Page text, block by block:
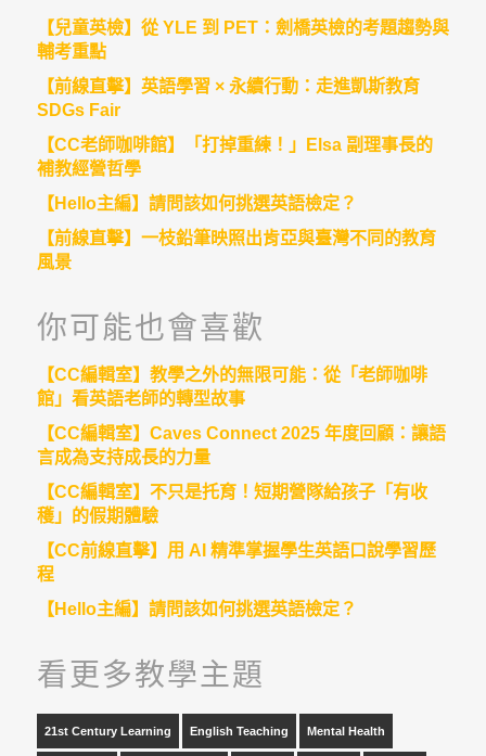
【兒童英檢】從 YLE 到 PET：劍橋英檢的考題趨勢與
輔考重點
【前線直擊】英語學習 × 永續行動：走進凱斯教育
SDGs Fair
【CC老師咖啡館】「打掉重練！」Elsa 副理事長的
補教經營哲學
【Hello主編】請問該如何挑選英語檢定？
【前線直擊】一枝鉛筆映照出肯亞與臺灣不同的教育
風景
你可能也會喜歡
【CC編輯室】教學之外的無限可能：從「老師咖啡
館」看英語老師的轉型故事
【CC編輯室】Caves Connect 2025 年度回顧：讓語
言成為支持成長的力量
【CC編輯室】不只是托育！短期營隊給孩子「有收
穫」的假期體驗
【CC前線直擊】用 AI 精準掌握學生英語口說學習歷
程
【Hello主編】請問該如何挑選英語檢定？
看更多教學主題
21st Century Learning English Teaching Mental Health